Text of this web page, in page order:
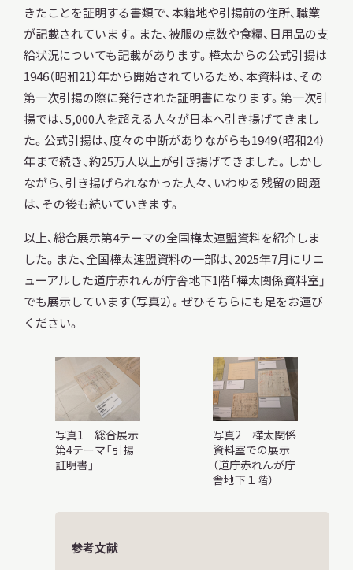
きたことを証明する書類で、本籍地や引揚前の住所、職業
が記載されています。また、被服の点数や食糧、日用品の支
給状況についても記載があります。樺太からの公式引揚は
1946（昭和21）年から開始されているため、本資料は、その
第一次引揚の際に発行された証明書になります。第一次引
揚では、5,000人を超える人々が日本へ引き揚げてきまし
た。公式引揚は、度々の中断がありながらも1949（昭和24）
年まで続き、約25万人以上が引き揚げてきました。しかし
ながら、引き揚げられなかった人々、いわゆる残留の問題
は、その後も続いていきます。
以上、総合展示第4テーマの全国樺太連盟資料を紹介しま
した。また、全国樺太連盟資料の一部は、2025年7月にリニ
ューアルした道庁赤れんが庁舎地下1階「樺太関係資料室」
でも展示しています（写真2）。ぜひそちらにも足をお運び
ください。
写真1 総合展示
第4テーマ「引揚
証明書」
写真2 樺太関係
資料室での展示
（道庁赤れんが庁
舎地下１階）
参考文献